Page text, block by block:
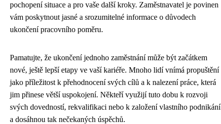
pochopení situace a pro vaše další kroky. Zaměstnavatel je povinen
vám poskytnout jasné a srozumitelné informace o důvodech
ukončení pracovního poměru.
Pamatujte, že ukončení jednoho zaměstnání může být začátkem
nové, ještě lepší etapy ve vaší kariéře. Mnoho lidí vnímá propuštění
jako příležitost k přehodnocení svých cílů a k nalezení práce, která
jim přinese větší uspokojení. Někteří využijí tuto dobu k rozvoji
svých dovedností, rekvalifikaci nebo k založení vlastního podnikání
a dosáhnou tak nečekaných úspěchů.